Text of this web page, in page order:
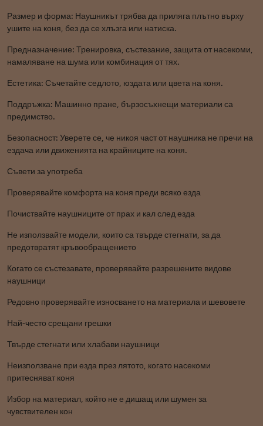
Размер и форма: Наушникът трябва да приляга плътно върху
ушите на коня, без да се хлъзга или натиска.
Предназначение: Тренировка, състезание, защита от насекоми,
намаляване на шума или комбинация от тях.
Естетика: Съчетайте седлото, юздата или цвета на коня.
Поддръжка: Машинно пране, бързосъхнещи материали са
предимство.
Безопасност: Уверете се, че никоя част от наушника не пречи на
ездача или движенията на крайниците на коня.
Съвети за употреба
Проверявайте комфорта на коня преди всяко езда
Почиствайте наушниците от прах и кал след езда
Не използвайте модели, които са твърде стегнати, за да
предотвратят кръвообращението
Когато се състезавате, проверявайте разрешените видове
наушници
Редовно проверявайте износването на материала и шевовете
Най-често срещани грешки
Твърде стегнати или хлабави наушници
Неизползване при езда през лятото, когато насекоми
притесняват коня
Избор на материал, който не е дишащ или шумен за
чувствителен кон